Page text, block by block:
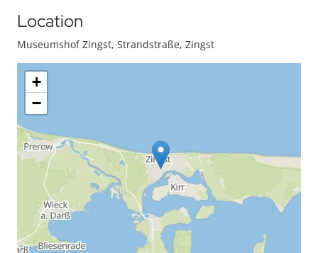
Location
Museumshof Zingst, Strandstraße, Zingst
+
−